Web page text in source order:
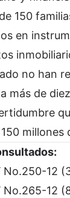
150
en
no han
más de
millones
No.250-12
No.265-12